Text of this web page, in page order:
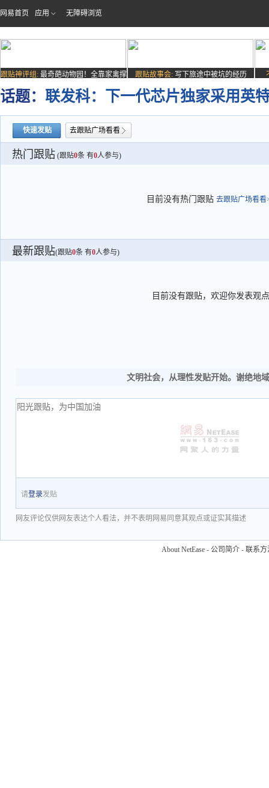
网易首页 应用 无障碍浏览
跟贴神评组: 最奇葩动物园！全靠家禽撑
场子
跟贴故事会: 写下旅途中被坑的经历
话题： 联发科：下一代芯片独家采用英
快速发贴 去跟贴广场看看
热门跟贴 (跟贴0条 有0人参与)
目前没有热门跟贴 去跟贴广场看看
最新跟贴(跟贴0条 有0人参与)
目前没有跟贴，欢迎你发表观点
文明社会，从理性发贴开始。谢绝地
请登录发贴
网友评论仅供网友表达个人看法，并不表明网易同意其观点或证实其描述
About NetEase - 公司简介 - 联系方